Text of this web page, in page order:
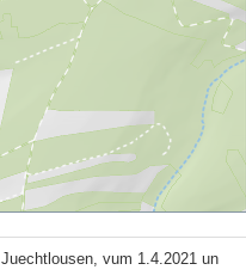
Juechtlousen, vum 1.4.2021 un